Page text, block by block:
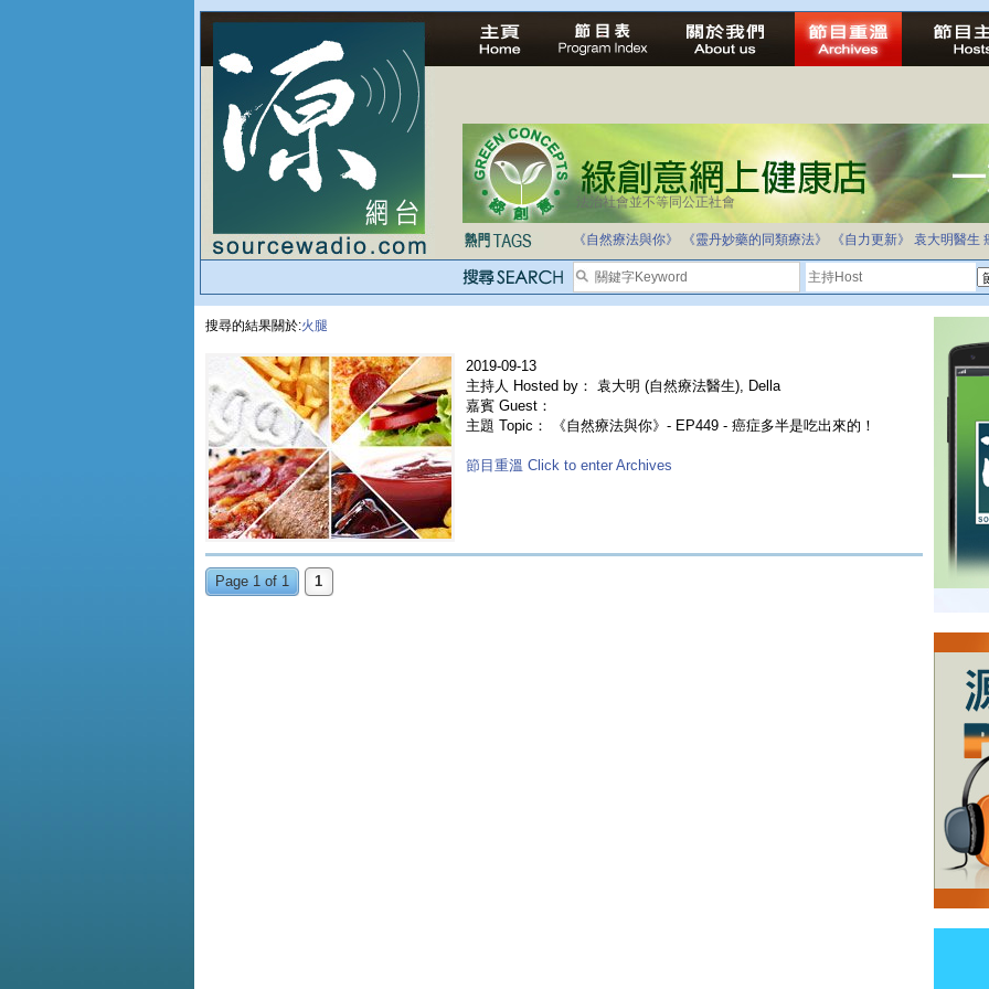
法治社會並不等同公正社會
自家教育合法化-推動多元化教育，全民學卷制
《自然療法與你》
《靈丹妙藥的同類療法》 《自力更新》 袁大明醫生
搜尋的結果關於:火腿
2019-09-13
主持人 Hosted by： 袁大明 (自然療法醫生), Della
嘉賓 Guest：
主題 Topic： 《自然療法與你》- EP449 - 癌症多半是吃出來的！
節目重溫 Click to enter Archives
Page 1 of 1 1